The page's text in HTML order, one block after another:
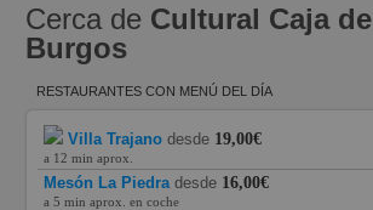
Cerca de Cultural Caja de
Burgos
RESTAURANTES CON MENÚ DEL DÍA
Villa Trajano desde 19,00€
a 12 min aprox.
Mesón La Piedra desde 16,00€
a 5 min aprox. en coche